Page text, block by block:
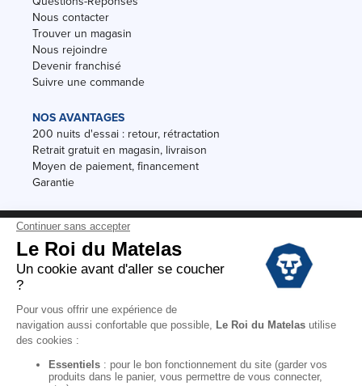
Nous contacter
Trouver un magasin
Nous rejoindre
Devenir franchisé
Suivre une commande
NOS AVANTAGES
200 nuits d'essai : retour, rétractation
Retrait gratuit en magasin, livraison
Moyen de paiement, financement
Garantie
Conditions des offres
Black Friday
Destockage
Conditions Générales de vente magasin
Mentions Légales